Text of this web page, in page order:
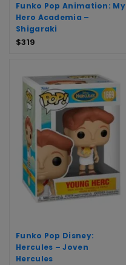
Funko Pop Animation: My
Hero Academia –
Shigaraki
$319
Funko Pop Disney:
Hercules – Joven
Hercules